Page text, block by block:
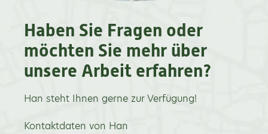
Haben Sie Fragen oder
möchten Sie mehr über
unsere Arbeit erfahren?
Han steht Ihnen gerne zur Verfügung!
Kontaktdaten von Han